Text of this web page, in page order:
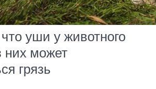
уши у животного
может
грязь